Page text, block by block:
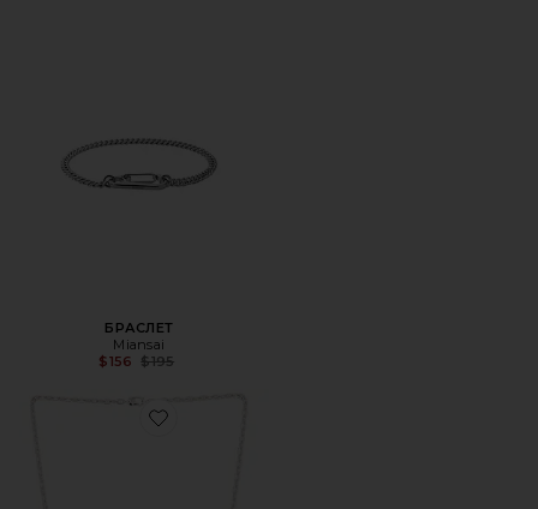
БРАСЛЕТ
Miansai
$156
Previous price:
$195
Favorite ЦЕПОЧКА SVEN